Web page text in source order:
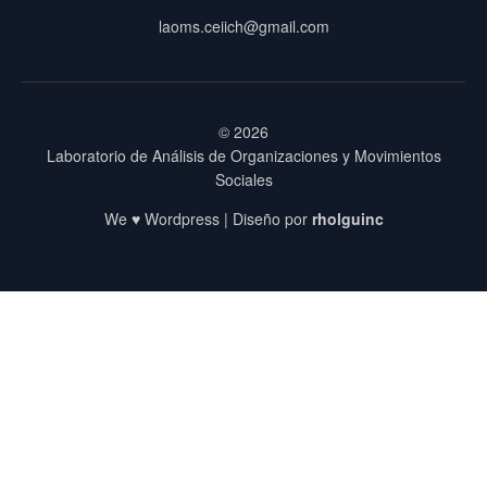
laoms.ceiich@gmail.com
© 2026
Laboratorio de Análisis de Organizaciones y Movimientos
Sociales
We ♥ Wordpress | Diseño por rholguinc